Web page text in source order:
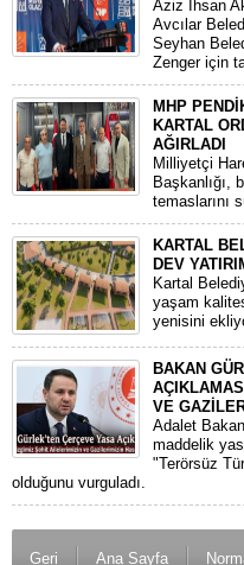
​Aziz İhsan
Avcılar
Seyhan
Zenger için
MHP
KARTAL
AĞIRLADI
​Milliyetçi
Başkanlığı,
temaslarını
KARTAL
DEV
Kartal
yaşam
yenisini
BAKAN
VE
Adalet
maddelik
"Terörsüz
olduğunu vurguladı.
Geri Ana Sayfa